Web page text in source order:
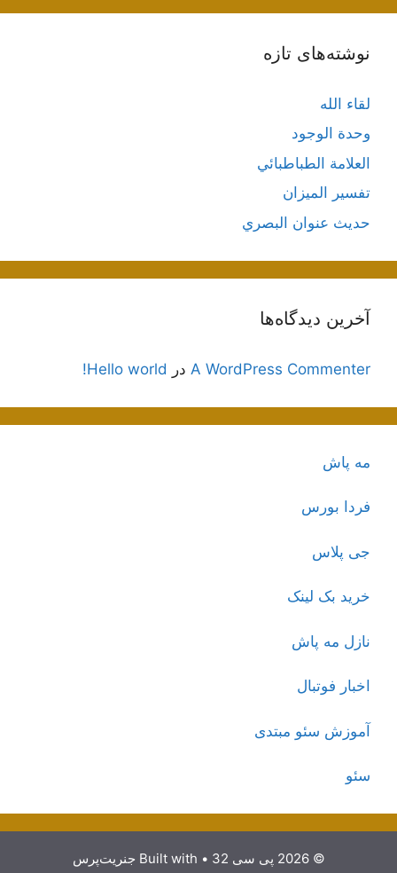
نوشته‌های تازه
لقاء الله
وحدة الوجود
العلامة الطباطبائي
تفسير الميزان
حديث عنوان البصري
آخرین دیدگاه‌ها
A WordPress Commenter در Hello world!
مه پاش
فردا بورس
جی پلاس
خرید بک لینک
نازل مه پاش
اخبار فوتبال
آموزش سئو مبتدی
سئو
© 2026 پی سی 32 • Built with جنریت‌پرس